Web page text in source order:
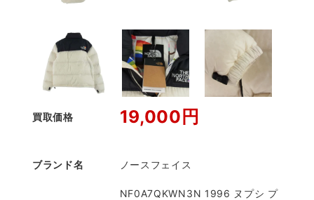
買取価格 19,000円
ブランド名 ノースフェイス
NF0A7QKWN3N 1996 ヌプシ プ